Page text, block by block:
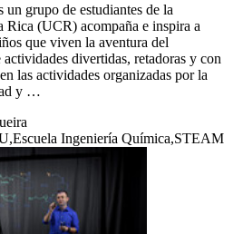
un grupo de estudiantes de la
Rica (UCR) acompaña e inspira a
que viven la aventura del
divertidas, retadoras y con
las actividades organizadas por la
y …
Ingeniería Química,STEAM